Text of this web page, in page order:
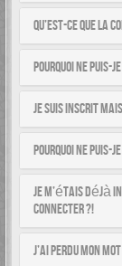
Qu’est-ce que la
Pourquoi ne puis-
Je suis inscrit
Pourquoi ne puis-
Je m’étais déjà
connecter ?!
J’ai perdu mon